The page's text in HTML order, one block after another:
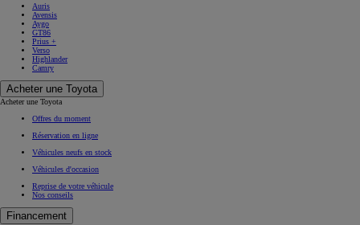
Auris
Avensis
Aygo
GT86
Prius +
Verso
Highlander
Camry
Acheter une Toyota
Acheter une Toyota
Offres du moment
Réservation en ligne
Véhicules neufs en stock
Véhicules d'occasion
Reprise de votre véhicule
Nos conseils
Financement